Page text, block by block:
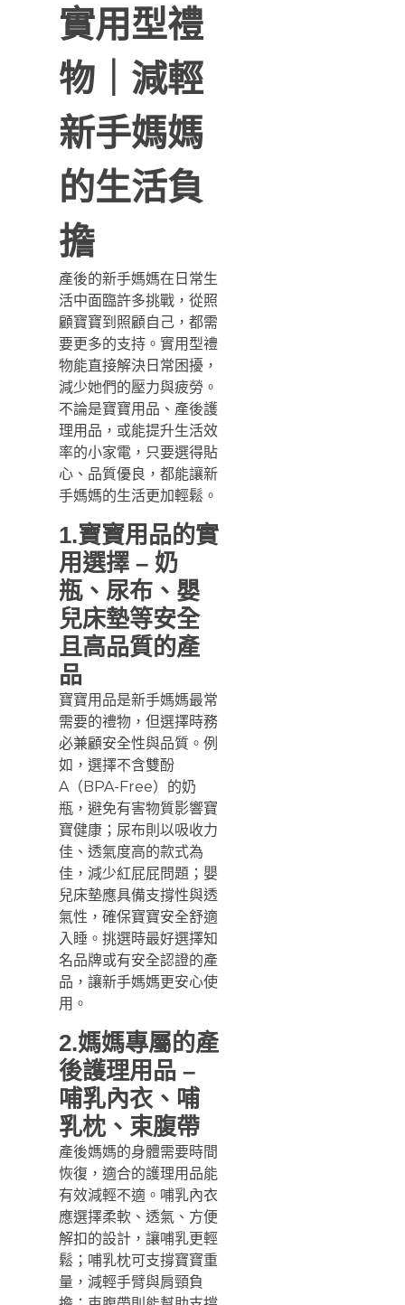
實用型禮
物｜減輕
新手媽媽
的生活負
擔
產後的新手媽媽在日常生
活中面臨許多挑戰，從照
顧寶寶到照顧自己，都需
要更多的支持。實用型禮
物能直接解決日常困擾，
減少她們的壓力與疲勞。
不論是寶寶用品、產後護
理用品，或能提升生活效
率的小家電，只要選得貼
心、品質優良，都能讓新
手媽媽的生活更加輕鬆。
1.寶寶用品的實
用選擇 – 奶
瓶、尿布、嬰
兒床墊等安全
且高品質的產
品
寶寶用品是新手媽媽最常
需要的禮物，但選擇時務
必兼顧安全性與品質。例
如，選擇不含雙酚
A（BPA-Free）的奶
瓶，避免有害物質影響寶
寶健康；尿布則以吸收力
佳、透氣度高的款式為
佳，減少紅屁屁問題；嬰
兒床墊應具備支撐性與透
氣性，確保寶寶安全舒適
入睡。挑選時最好選擇知
名品牌或有安全認證的產
品，讓新手媽媽更安心使
用。
2.媽媽專屬的產
後護理用品 –
哺乳內衣、哺
乳枕、束腹帶
產後媽媽的身體需要時間
恢復，適合的護理用品能
有效減輕不適。哺乳內衣
應選擇柔軟、透氣、方便
解扣的設計，讓哺乳更輕
鬆；哺乳枕可支撐寶寶重
量，減輕手臂與肩頸負